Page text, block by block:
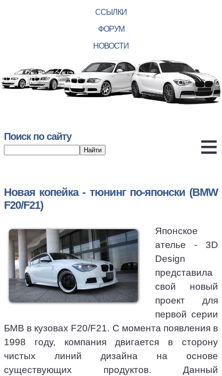
ССЫЛКИ
ФОРУМ
НОВОСТИ
Поиск по сайту
Новая копейка - тюнинг по-японски (BMW
F20/F21)
Японское
ателье - 3D
Design
представила
свой новый
проект для
первой серии
БМВ в кузовах F20/F21. С момента появления в
1998 году, компания двигается в сторону
чистых линий дизайна на основе
существующих продуктов. Данный